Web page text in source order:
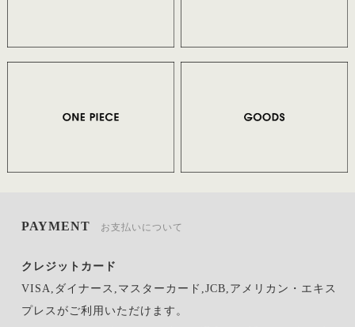
PAYMENT お支払いについて
クレジットカード
VISA,ダイナース,マスターカード,JCB,アメリカン・エキス
プレスがご利用いただけます。